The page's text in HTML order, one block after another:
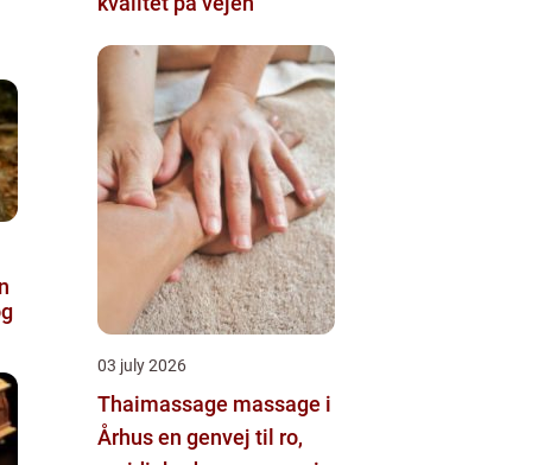
03 july 2026
Thaimassage massage i
Århus en genvej til ro,